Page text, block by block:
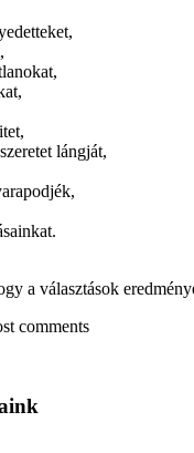
lángját,
a választások
comments